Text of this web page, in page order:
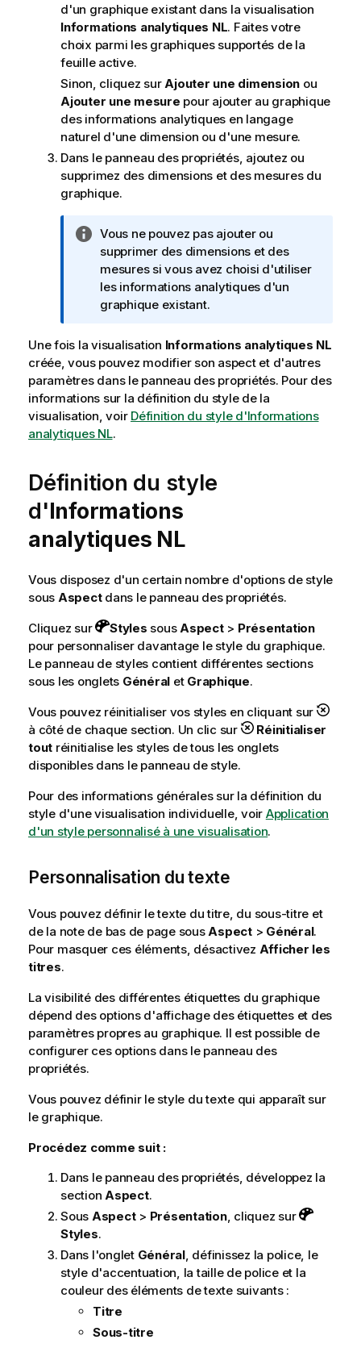
d'un graphique existant dans la visualisation
Informations analytiques NL. Faites votre
choix parmi les graphiques supportés de la
feuille active.
Sinon, cliquez sur Ajouter une dimension ou
Ajouter une mesure pour ajouter au graphique
des informations analytiques en langage
naturel d'une dimension ou d'une mesure.
Dans le panneau des propriétés, ajoutez ou
supprimez des dimensions et des mesures du
graphique.
N
o
t
e
I
f
o
r
m
a
t
n
Vous ne pouvez pas ajouter ou
supprimer des dimensions et des
mesures si vous avez choisi d'utiliser
les informations analytiques d'un
graphique existant.
Une fois la visualisation Informations analytiques NL
créée, vous pouvez modifier son aspect et d'autres
paramètres dans le panneau des propriétés. Pour des
informations sur la définition du style de la
visualisation, voir Définition du style d'Informations
analytiques NL.
Définition du style
d'Informations
analytiques NL
Vous disposez d'un certain nombre d'options de style
sous Aspectdans le panneau des propriétés.
Cliquez sur
Styles sousAspect> Présentation
pour personnaliser davantage le style du graphique.
Le panneau de styles contient différentes sections
sous les onglets Général et Graphique.
Vous pouvez réinitialiser vos styles en cliquant sur
à côté de chaque section. Un clic sur
Réinitialiser
tout réinitialise les styles de tous les onglets
disponibles dans le panneau de style.
Pour des informations générales sur la définition du
style d'une visualisation individuelle, voir Application
d'un style personnalisé à une visualisation.
Personnalisation du texte
Vous pouvez définir le texte du titre, du sous-titre et
de la note de bas de page sousAspect> Général.
Pour masquer ces éléments, désactivez Afficher les
titres.
La visibilité des différentes étiquettes du graphique
dépend des options d'affichage des étiquettes et des
paramètres propres au graphique. Il est possible de
configurer ces options dans le panneau des
propriétés.
Vous pouvez définir le style du texte qui apparaît sur
le graphique.
Procédez comme suit :
Dans le panneau des propriétés, développez la
section Aspect.
Sous Aspect> Présentation, cliquez sur
Styles.
Dans l'onglet Général, définissez la police, le
style d'accentuation, la taille de police et la
couleur des éléments de texte suivants :
Titre
Sous-titre